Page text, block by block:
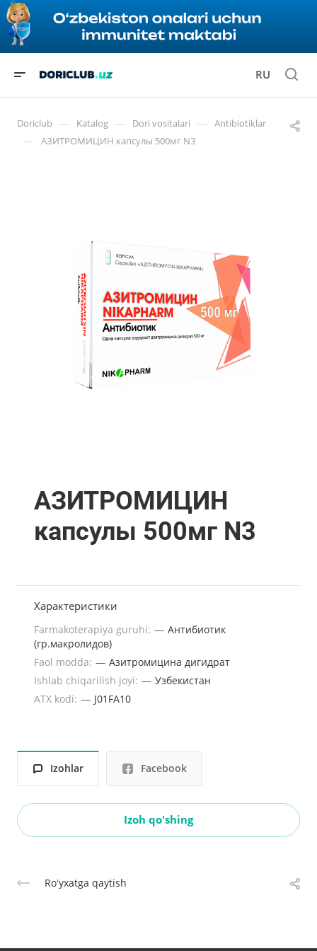
RU
Doriclub — Katalog — Dori vositalari — Antibiotiklar
— АЗИТРОМИЦИН капсулы 500мг N3
АЗИТРОМИЦИН
капсулы 500мг N3
Характеристики
Farmakoterapiya guruhi: — Антибиотик
(гр.макролидов)
Faol modda: — Азитромицина дигидрат
Ishlab chiqarilish joyi: — Узбекистан
ATX kodi: — J01FA10
Izohlar Facebook
Izoh qo'shing
Roʻyxatga qaytish